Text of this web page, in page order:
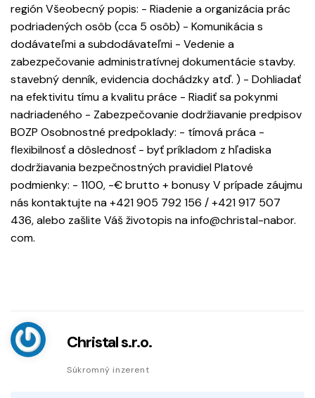
región Všeobecný popis: - Riadenie a organizácia prác
podriadených osôb (cca 5 osôb) - Komunikácia s
dodávateľmi a subdodávateľmi - Vedenie a
zabezpečovanie administratívnej dokumentácie stavby.
stavebný denník, evidencia dochádzky atď. ) - Dohliadať
na efektivitu tímu a kvalitu práce - Riadiť sa pokynmi
nadriadeného - Zabezpečovanie dodržiavanie predpisov
BOZP Osobnostné predpoklady: - tímová práca -
flexibilnosť a dôslednosť - byť príkladom z hľadiska
dodržiavania bezpečnostných pravidiel Platové
podmienky: - 1100, -€ brutto + bonusy V prípade záujmu
nás kontaktujte na +421 905 792 156 / +421 917 507
436, alebo zašlite Váš životopis na info@christal-nabor.
com.
Christal s.r.o.
Súkromný inzerent